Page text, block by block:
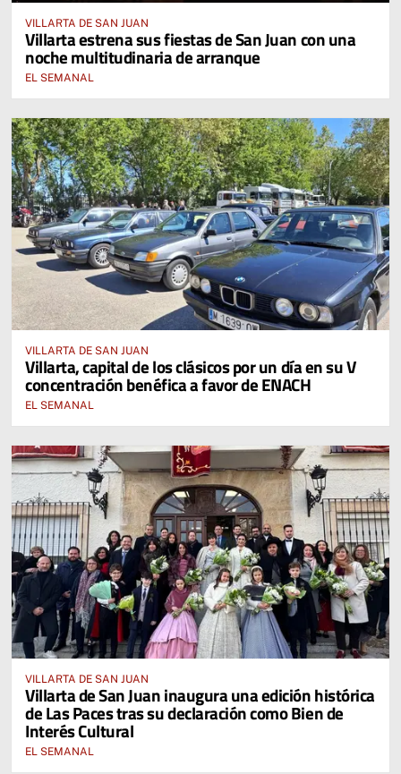
VILLARTA DE SAN JUAN
Villarta estrena sus fiestas de San Juan con una
noche multitudinaria de arranque
EL SEMANAL
VILLARTA DE SAN JUAN
Villarta, capital de los clásicos por un día en su V
concentración benéfica a favor de ENACH
EL SEMANAL
VILLARTA DE SAN JUAN
Villarta de San Juan inaugura una edición histórica
de Las Paces tras su declaración como Bien de
Interés Cultural
EL SEMANAL